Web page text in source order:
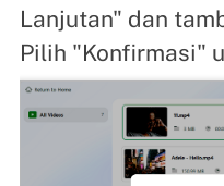
Lanjutan" dan
Pilih "Konfirmasi"